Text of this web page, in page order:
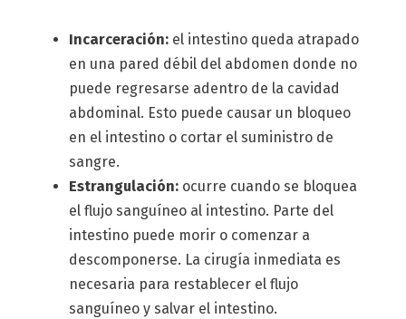
Incarceración:el intestino queda atrapado
en una pared débil del abdomen donde no
puede regresarse adentro de la cavidad
abdominal. Esto puede causar un bloqueo
en el intestino o cortar el suministro de
sangre.
Estrangulación:ocurre cuando se bloquea
el flujo sanguíneo al intestino. Parte del
intestino puede morir o comenzar a
descomponerse. La cirugía inmediata es
necesaria para restablecer el flujo
sanguíneo y salvar el intestino.